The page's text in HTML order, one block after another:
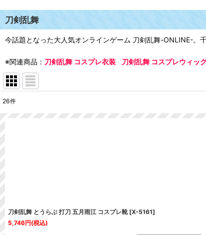
刀剣乱舞
今話題となった大人気オンラインゲーム 刀剣乱舞-ONLINE-。
※関連商品： 刀剣乱舞 コスプレ衣装 刀剣乱舞 コスプレウィッ
26件
刀剣乱舞 とうらぶ 打刀 五月雨江 コスプレ靴 [X-5161]
5,746円(税込)